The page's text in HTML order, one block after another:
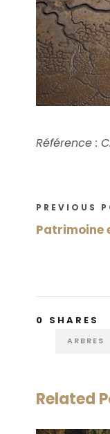
Référence :
PREVIOUS
Patrimoine
0 SHARES
ARBRES
Related